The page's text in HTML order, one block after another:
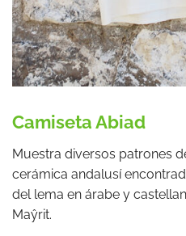
Camiseta Abiad
Muestra diversos patrones
cerámica andalusí
del lema en árabe y
Maŷrit.